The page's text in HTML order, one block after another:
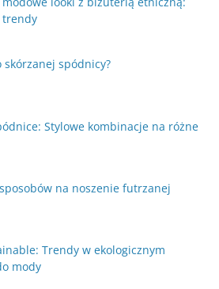
trendy
skórzanej spódnicy?
Stylowe kombinacje na różne
na noszenie futrzanej
Trendy w ekologicznym
mody